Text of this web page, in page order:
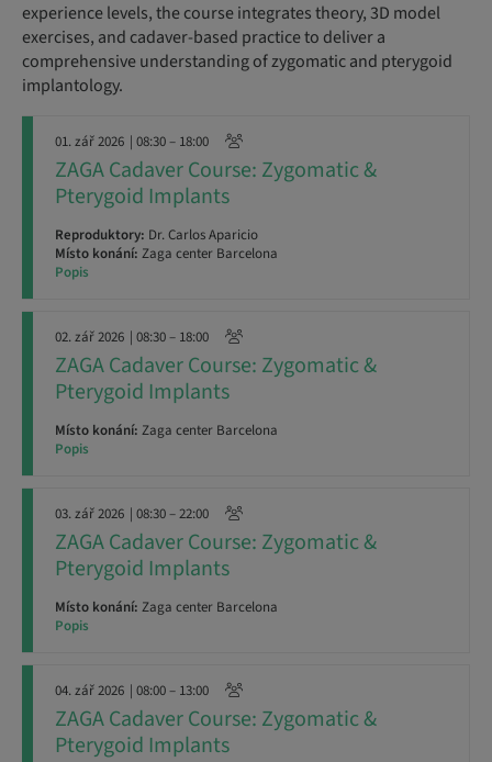
experience levels, the course integrates theory, 3D model
exercises, and cadaver-based practice to deliver a
comprehensive understanding of zygomatic and pterygoid
implantology.
01. zář 2026 | 08:30 – 18:00
ZAGA Cadaver Course: Zygomatic &
Pterygoid Implants
Reproduktory: Dr. Carlos Aparicio
Místo konání: Zaga center Barcelona
Popis
02. zář 2026 | 08:30 – 18:00
ZAGA Cadaver Course: Zygomatic &
Pterygoid Implants
Místo konání: Zaga center Barcelona
Popis
03. zář 2026 | 08:30 – 22:00
ZAGA Cadaver Course: Zygomatic &
Pterygoid Implants
Místo konání: Zaga center Barcelona
Popis
04. zář 2026 | 08:00 – 13:00
ZAGA Cadaver Course: Zygomatic &
Pterygoid Implants